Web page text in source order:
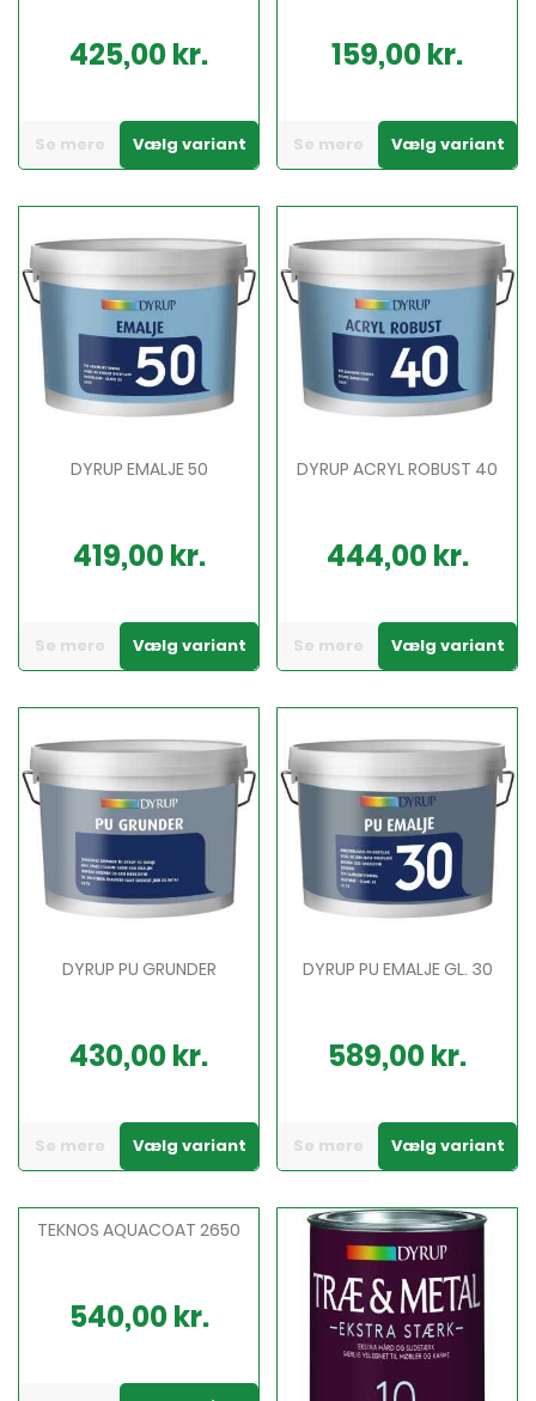
425,00 kr.
Se mere Vælg variant
159,00 kr.
Se mere Vælg variant
DYRUP EMALJE 50
419,00 kr.
Se mere Vælg variant
DYRUP ACRYL ROBUST 40
444,00 kr.
Se mere Vælg variant
DYRUP PU GRUNDER
430,00 kr.
Se mere Vælg variant
DYRUP PU EMALJE GL. 30
589,00 kr.
Se mere Vælg variant
TEKNOS AQUACOAT 2650
540,00 kr.